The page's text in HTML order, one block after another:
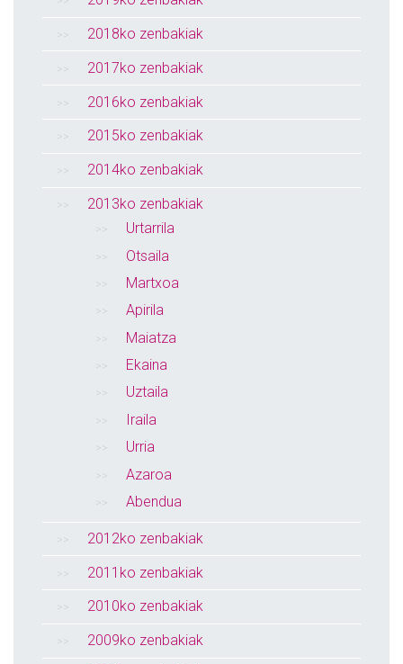
2018ko zenbakiak
2017ko zenbakiak
2016ko zenbakiak
2015ko zenbakiak
2014ko zenbakiak
2013ko zenbakiak
Urtarrila
Otsaila
Martxoa
Apirila
Maiatza
Ekaina
Uztaila
Iraila
Urria
Azaroa
Abendua
2012ko zenbakiak
2011ko zenbakiak
2010ko zenbakiak
2009ko zenbakiak